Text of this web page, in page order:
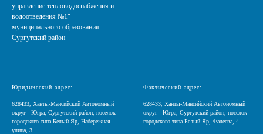
управление тепловодоснабжения и
водоотведения №1"
муниципального образования
Сургутский район
Юридический адрес:
628433, Ханты-Мансийский Автономный
округ - Югра, Сургутский район, поселок
городского типа Белый Яр, Набережная
улица, 3.
Фактический адрес:
628433, Ханты-Мансийский Автономный
округ - Югра, Сургутский район, поселок
городского типа Белый Яр, Фадеева, 4.